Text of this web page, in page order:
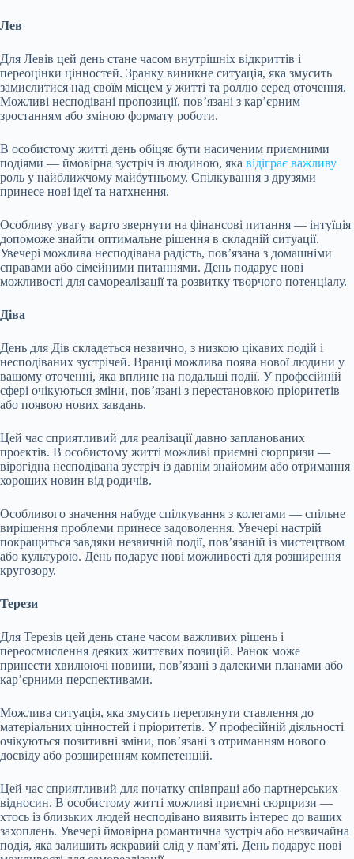
Лев
Для Левів цей день стане часом внутрішніх відкриттів і
переоцінки цінностей. Зранку виникне ситуація, яка змусить
замислитися над своїм місцем у житті та роллю серед оточення.
Можливі несподівані пропозиції, пов’язані з кар’єрним
зростанням або зміною формату роботи.
В особистому житті день обіцяє бути насиченим приємними
подіями — ймовірна зустріч із людиною, яка відіграє важливу
роль у найближчому майбутньому. Спілкування з друзями
принесе нові ідеї та натхнення.
Особливу увагу варто звернути на фінансові питання — інтуїція
допоможе знайти оптимальне рішення в складній ситуації.
Увечері можлива несподівана радість, пов’язана з домашніми
справами або сімейними питаннями. День подарує нові
можливості для самореалізації та розвитку творчого потенціалу.
Діва
День для Дів складеться незвично, з низкою цікавих подій і
несподіваних зустрічей. Вранці можлива поява нової людини у
вашому оточенні, яка вплине на подальші події. У професійній
сфері очікуються зміни, пов’язані з перестановкою пріоритетів
або появою нових завдань.
Цей час сприятливий для реалізації давно запланованих
проєктів. В особистому житті можливі приємні сюрпризи —
вірогідна несподівана зустріч із давнім знайомим або отримання
хороших новин від родичів.
Особливого значення набуде спілкування з колегами — спільне
вирішення проблеми принесе задоволення. Увечері настрій
покращиться завдяки незвичній події, пов’язаній із мистецтвом
або культурою. День подарує нові можливості для розширення
кругозору.
Терези
Для Терезів цей день стане часом важливих рішень і
переосмислення деяких життєвих позицій. Ранок може
принести хвилюючі новини, пов’язані з далекими планами або
кар’єрними перспективами.
Можлива ситуація, яка змусить переглянути ставлення до
матеріальних цінностей і пріоритетів. У професійній діяльності
очікуються позитивні зміни, пов’язані з отриманням нового
досвіду або розширенням компетенцій.
Цей час сприятливий для початку співпраці або партнерських
відносин. В особистому житті можливі приємні сюрпризи —
хтось із близьких людей несподівано виявить інтерес до ваших
захоплень. Увечері ймовірна романтична зустріч або незвичайна
подія, яка залишить яскравий слід у пам’яті. День подарує нові